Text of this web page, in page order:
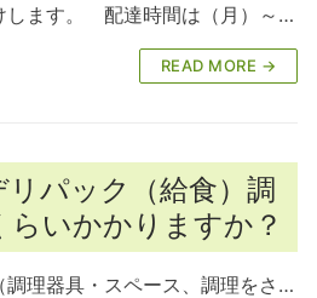
します。 配達時間は（月）～…
READ MORE →
リパック（給食）調
いかかりますか？
調理器具・スペース、調理をさ…